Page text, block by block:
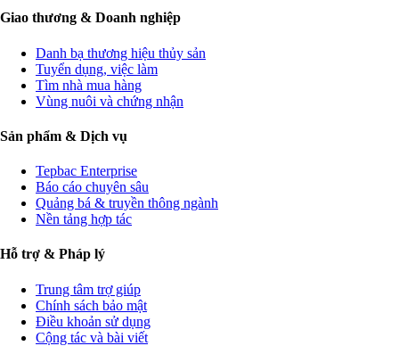
Giao thương & Doanh nghiệp
Danh bạ thương hiệu thủy sản
Tuyển dụng, việc làm
Tìm nhà mua hàng
Vùng nuôi và chứng nhận
Sản phẩm & Dịch vụ
Tepbac Enterprise
Báo cáo chuyên sâu
Quảng bá & truyền thông ngành
Nền tảng hợp tác
Hỗ trợ & Pháp lý
Trung tâm trợ giúp
Chính sách bảo mật
Điều khoản sử dụng
Cộng tác và bài viết